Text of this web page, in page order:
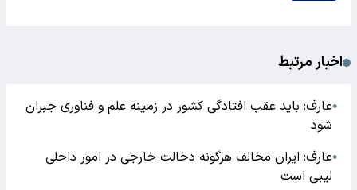
اخبار مرتبط
●عارف:‌ باید عقب افتادگی کشور در زمینه علم و فناوری جبران
شود
●عارف: ایران مخالف هرگونه دخالت خارجی در امور داخلی
لیبی است